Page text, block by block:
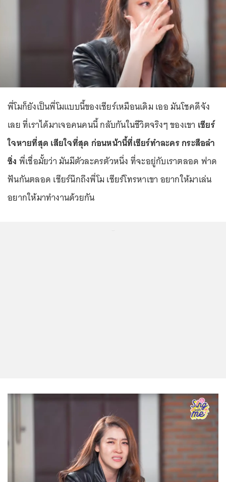
พี่โมก็ยังเป็นพี่โมแบบนี้ของเชียร์เหมือนเดิม เออ มันโชคดีจัง
เลย ที่เราได้มาเจอคนคนนี้ กลับกันในชีวิตจริงๆ ของเขา เชียร์
ใจหายที่สุด เสียใจที่สุด ก่อนหน้านี้ที่เชียร์ทำละคร กระสือลำ
ซิ่ง พี่เชื่อมั้ยว่า มันมีตัวละครตัวหนึ่ง ที่จะอยู่กับเราตลอด ฟาด
ฟันกันตลอด เชียร์นึกถึงพี่โม เชียร์โทรหาเขา อยากให้มาเล่น
อยากให้มาทำงานด้วยกัน